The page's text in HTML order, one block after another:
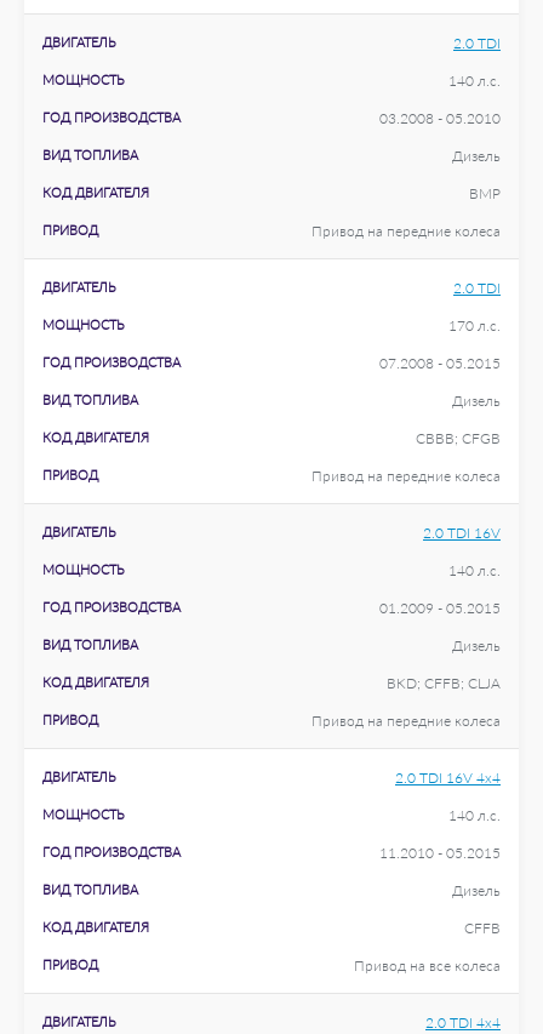
ДВИГАТЕЛЬ 2.0 TDI
МОЩНОСТЬ 140 л.с.
ГОД ПРОИЗВОДСТВА 03.2008 - 05.2010
ВИД ТОПЛИВА Дизель
КОД ДВИГАТЕЛЯ BMP
ПРИВОД Привод на передние колеса
ДВИГАТЕЛЬ 2.0 TDI
МОЩНОСТЬ 170 л.с.
ГОД ПРОИЗВОДСТВА 07.2008 - 05.2015
ВИД ТОПЛИВА Дизель
КОД ДВИГАТЕЛЯ CBBB; CFGB
ПРИВОД Привод на передние колеса
ДВИГАТЕЛЬ 2.0 TDI 16V
МОЩНОСТЬ 140 л.с.
ГОД ПРОИЗВОДСТВА 01.2009 - 05.2015
ВИД ТОПЛИВА Дизель
КОД ДВИГАТЕЛЯ BKD; CFFB; CLJA
ПРИВОД Привод на передние колеса
ДВИГАТЕЛЬ 2.0 TDI 16V 4x4
МОЩНОСТЬ 140 л.с.
ГОД ПРОИЗВОДСТВА 11.2010 - 05.2015
ВИД ТОПЛИВА Дизель
КОД ДВИГАТЕЛЯ CFFB
ПРИВОД Привод на все колеса
ДВИГАТЕЛЬ 2.0 TDI 4x4